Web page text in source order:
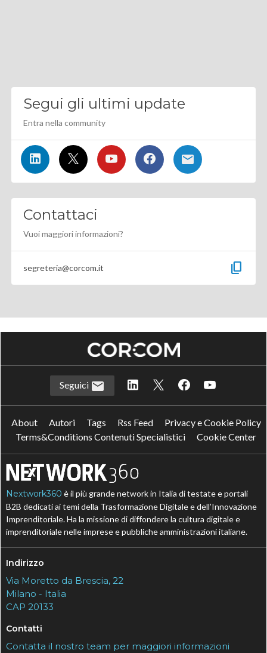
Segui gli ultimi update
Entra nella community
Contattaci
Vuoi maggiori informazioni?
segreteria@corcom.it content_copy
Seguici
About Autori Tags Rss Feed
Privacy e Cookie Policy
Terms&Conditions Contenuti Specialistici
Cookie Center
Nextwork360 è il più grande network in Italia di testate e portali
B2B dedicati ai temi della Trasformazione Digitale e dell’Innovazione
Imprenditoriale. Ha la missione di diffondere la cultura digitale e
imprenditoriale nelle imprese e pubbliche amministrazioni italiane.
Indirizzo
Via Moretto da Brescia, 22
Milano - Italia
CAP 20133
Contatti
Contatta il nostro team per maggiori informazioni